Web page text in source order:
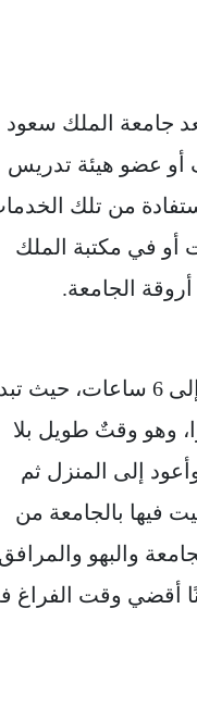
جامعة الملك سعود
أو عضو هيئة تدريس
من تلك
أو في مكتبة الملك
الجامعة.
ويقول الطالب فيصل المونس: أطول وقت فراغ في جدولي الدراسي وصل إلى 6 ساعات،
الساعة 9 صباحًا وتبدأ آخر محاضرة عند الساعة 3 عصرًا، وهو وقتٌ طويل بلا
إلى المنزل ثم
فيها بالجامعة من
الجامعة والبهو
أقضي وقت الفراغ